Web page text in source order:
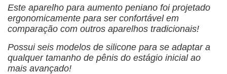
Este aparelho para aumento peniano foi projetado
ergonomicamente para ser confortável em
comparação com outros aparelhos tradicionais!
Possui seis modelos de silicone para se adaptar a
qualquer tamanho de pênis do estágio inicial ao
mais avançado!